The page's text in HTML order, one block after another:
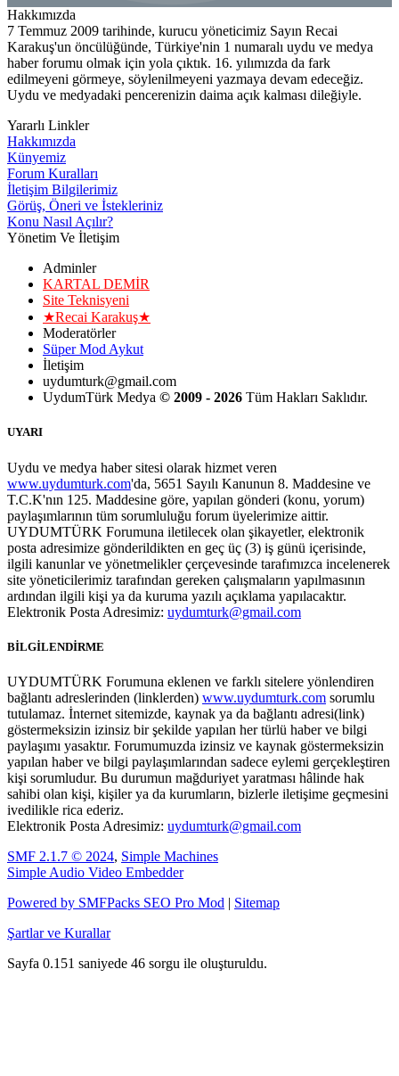
Hakkımızda
7 Temmuz 2009 tarihinde, kurucu yöneticimiz Sayın Recai
Karakuş'un öncülüğünde, Türkiye'nin 1 numaralı uydu ve medya
haber forumu olmak için yola çıktık. 16. yılımızda da fark
edilmeyeni görmeye, söylenilmeyeni yazmaya devam edeceğiz.
Uydu ve medyadaki pencerenizin daima açık kalması dileğiyle.
Yararlı Linkler
Hakkımızda
Künyemiz
Forum Kuralları
İletişim Bilgilerimiz
Görüş, Öneri ve İstekleriniz
Konu Nasıl Açılır?
Yönetim Ve İletişim
Adminler
KARTAL DEMİR
Site Teknisyeni
★Recai Karakuş★
Moderatörler
Süper Mod Aykut
İletişim
uydumturk@gmail.com
UydumTürk Medya © 2009 - 2026 Tüm Hakları Saklıdır.
UYARI
Uydu ve medya haber sitesi olarak hizmet veren
www.uydumturk.com'da, 5651 Sayılı Kanunun 8. Maddesine ve
T.C.K'nın 125. Maddesine göre, yapılan gönderi (konu, yorum)
paylaşımlarının tüm sorumluluğu forum üyelerimize aittir.
UYDUMTÜRK Forumuna iletilecek olan şikayetler, elektronik
posta adresimize gönderildikten en geç üç (3) iş günü içerisinde,
ilgili kanunlar ve yönetmelikler çerçevesinde tarafımızca incelenerek
site yöneticilerimiz tarafından gereken çalışmaların yapılmasının
ardından ilgili kişi ya da kuruma yazılı açıklama yapılacaktır.
Elektronik Posta Adresimiz: uydumturk@gmail.com
BİLGİLENDİRME
UYDUMTÜRK Forumuna eklenen ve farklı sitelere yönlendiren
bağlantı adreslerinden (linklerden) www.uydumturk.com sorumlu
tutulamaz. İnternet sitemizde, kaynak ya da bağlantı adresi(link)
göstermeksizin izinsiz bir şekilde yapılan her türlü haber ve bilgi
paylaşımı yasaktır. Forumumuzda izinsiz ve kaynak göstermeksizin
yapılan haber ve bilgi paylaşımlarından sadece eylemi gerçekleştiren
kişi sorumludur. Bu durumun mağduriyet yaratması hâlinde hak
sahibi olan kişi, kişiler ya da kurumların, bizlerle iletişime geçmesini
ivedilikle rica ederiz.
Elektronik Posta Adresimiz: uydumturk@gmail.com
SMF 2.1.7 © 2024, Simple Machines
Simple Audio Video Embedder
Powered by SMFPacks SEO Pro Mod | Sitemap
Şartlar ve Kurallar
Sayfa 0.151 saniyede 46 sorgu ile oluşturuldu.